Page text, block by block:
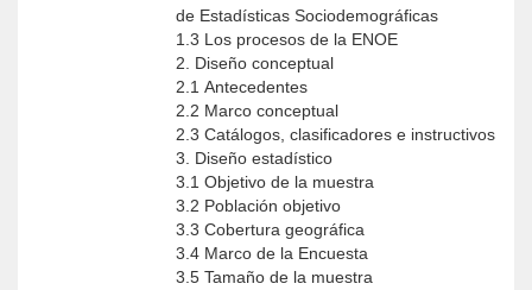
de Estadísticas Sociodemográficas
1.3 Los procesos de la ENOE
2. Diseño conceptual
2.1 Antecedentes
2.2 Marco conceptual
2.3 Catálogos, clasificadores e instructivos
3. Diseño estadístico
3.1 Objetivo de la muestra
3.2 Población objetivo
3.3 Cobertura geográfica
3.4 Marco de la Encuesta
3.5 Tamaño de la muestra